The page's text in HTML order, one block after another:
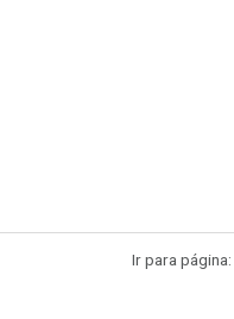
Ir para página: